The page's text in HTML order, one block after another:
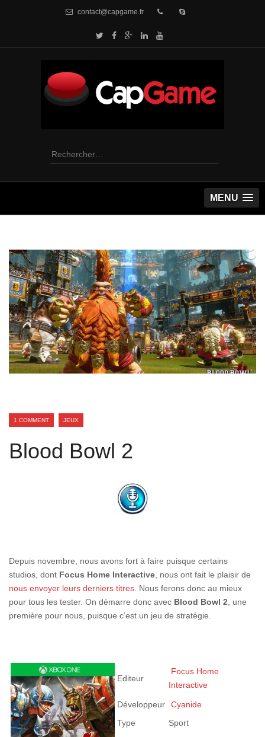
contact@capgame.fr
Rechercher :
MENU
1 COMMENT JEUX
Blood Bowl 2
Depuis novembre, nous avons fort à faire puisque certains
studios, dont Focus Home Interactive , nous ont fait le plaisir de
nous envoyer leurs derniers titres . Nous ferons donc au mieux
pour tous les tester. On démarre donc avec Blood Bowl 2 , une
première pour nous, puisque c’est un jeu de stratégie.
Editeur
Focus Home
Interactive
Développeur
Cyanide
Type
Sport